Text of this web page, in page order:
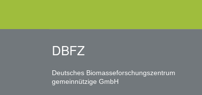
DBFZ
Deutsches Biomasseforschungszentrum
gemeinnützige GmbH